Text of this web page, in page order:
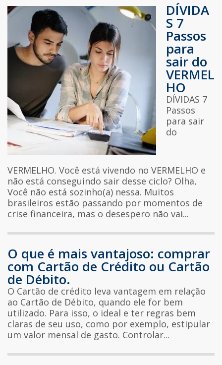
DÍVIDA
S 7
Passos
para
sair do
VERMEL
HO
DÍVIDAS 7
Passos
para sair
do
VERMELHO. Você está vivendo no VERMELHO e
não está conseguindo sair desse ciclo? Olha,
Você não está sozinho(a) nessa. Muitos
brasileiros estão passando por momentos de
crise financeira, mas o desespero não vai...
O que é mais vantajoso: comprar
com Cartão de Crédito ou Cartão
de Débito.
O Cartão de crédito leva vantagem em relação
ao Cartão de Débito, quando ele for bem
utilizado. Para isso, o ideal e ter regras bem
claras de seu uso, como por exemplo, estipular
um valor mensal de gasto. Controlar...